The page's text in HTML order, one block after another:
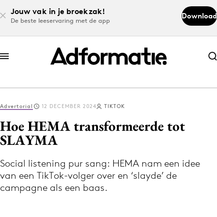
Jouw vak in je broekzak!
De beste leeservaring met de app
Download
Abonneer nu
Abonneer nu
Log in
Volg het laatste nieuws via de Adformatie
Nieuws app
Advertorial 12 DECEMBER 2024 TIKTOK
Hoe HEMA transformeerde tot
SLAYMA
Social listening pur sang: HEMA nam een idee
van een TikTok-volger over en ‘slayde’ de
campagne als een baas.